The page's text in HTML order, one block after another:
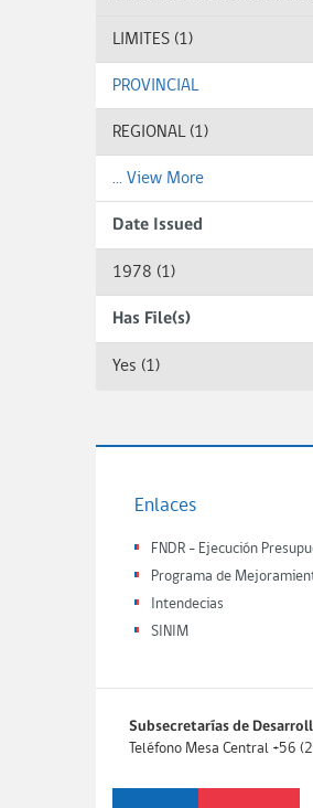
LIMITES (1)
PROVINCIAL
REGIONAL (1)
... View More
Date Issued
1978 (1)
Has File(s)
Yes (1)
Enlaces
FNDR - Ejecución
Programa de
Intendecias
SINIM
Subsecretarías de
Teléfono Mesa Central +56